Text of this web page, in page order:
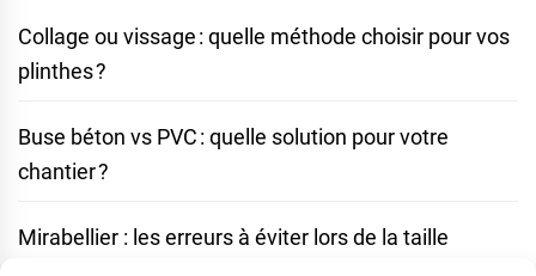
Collage ou vissage : quelle méthode choisir pour vos
plinthes ?
Buse béton vs PVC : quelle solution pour votre
chantier ?
Mirabellier : les erreurs à éviter lors de la taille